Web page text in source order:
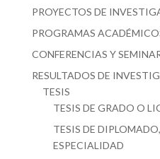
PROYECTOS DE
PROGRAMAS
CONFERENCIAS Y
RESULTADOS DE
TESIS
TESIS DE GRADO O
TESIS DE
ESPECIALIDAD